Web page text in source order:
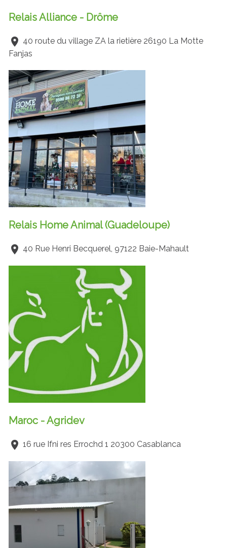
Relais Alliance - Drôme
40 route du village ZA la rietière 26190 La Motte
Fanjas
Relais Home Animal (Guadeloupe)
40 Rue Henri Becquerel, 97122 Baie-Mahault
Maroc - Agridev
16 rue Ifni res Errochd 1 20300 Casablanca